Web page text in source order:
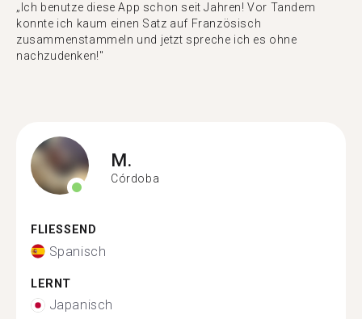
„Ich benutze diese App schon seit Jahren! Vor Tandem
konnte ich kaum einen Satz auf Französisch
zusammenstammeln und jetzt spreche ich es ohne
nachzudenken!"
M.
Córdoba
FLIESSEND
Spanisch
LERNT
Japanisch